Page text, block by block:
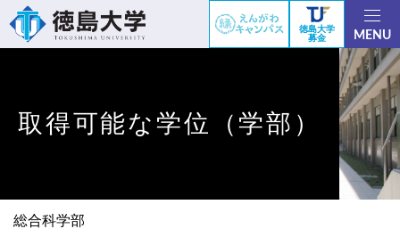
徳島大学
募金
MENU
取得可能な学位（学部）
総合科学部